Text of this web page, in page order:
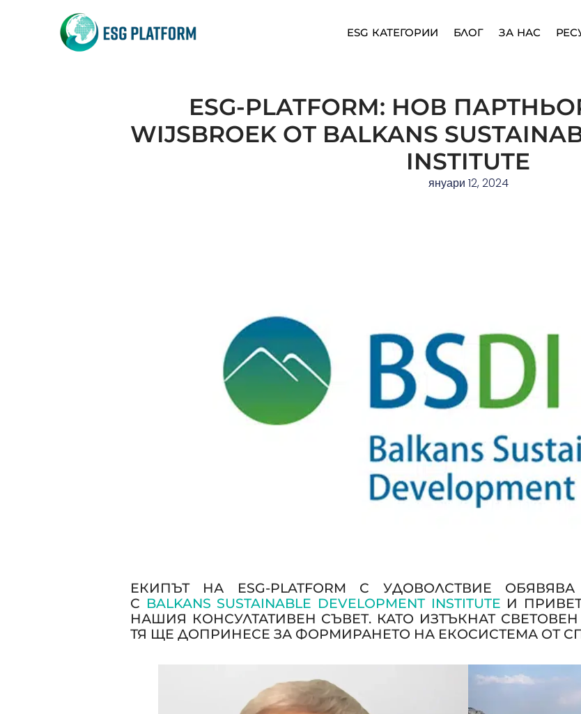
ESG КАТЕГОРИИ БЛОГ ЗА НАС
ESG-PLATFORM: НОВ
WIJSBROEK ОТ BALKANS
INSTITUTE
януари 12, 2024
ЕКИПЪТ НА ESG-PLATFORM С УДОВОЛСТВИЕ
С BALKANS SUSTAINABLE DEVELOPMENT INSTITUTE И
НАШИЯ КОНСУЛТАТИВЕН СЪВЕТ. КАТО ИЗТЪКНАТ СВЕТОВЕН
ТЯ ЩЕ ДОПРИНЕСЕ ЗА ФОРМИРАНЕТО НА ЕКОСИСТЕМА ОТ